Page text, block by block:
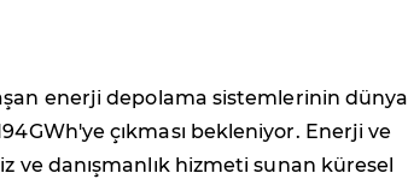
enerji depolama sistemlerinin
çıkması bekleniyor. Enerji ve
danışmanlık hizmeti sunan küresel